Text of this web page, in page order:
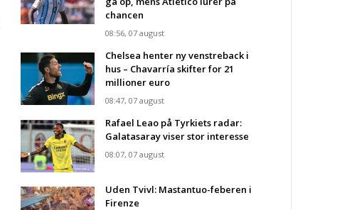
chancen
08:56, 07 august
Chelsea henter ny venstreback i
hus – Chavarría skifter for 21
millioner euro
08:47, 07 august
Rafael Leao på Tyrkiets radar:
Galatasaray viser stor interesse
08:07, 07 august
Uden Tvivl: Mastantuo-feberen i
Firenze